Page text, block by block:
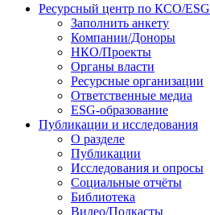
Перейти
содержимому
Ресурсный центр по КСО/ESG
Заполнить анкету
Компании/Доноры
НКО/Проекты
Органы власти
Ресурсные организации
Ответственные медиа
ESG-образование
Публикации и исследования
О разделе
Публикации
Исследования и опросы
Социальные отчёты
Библиотека
Видео/Подкасты